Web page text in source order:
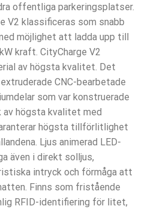
offentliga parkeringsplatser.
V2 klassificeras som snabb
möjlighet att ladda upp till
kraft. CityCharge V2
av högsta kvalitet. Det
CNC-bearbetade
som var konstruerade
av högsta kvalitet med
högsta tillförlitlighet
Ljus animerad LED-
även i direkt solljus,
intryck och förmåga att
Finns som fristående
RFID-identifiering för litet,